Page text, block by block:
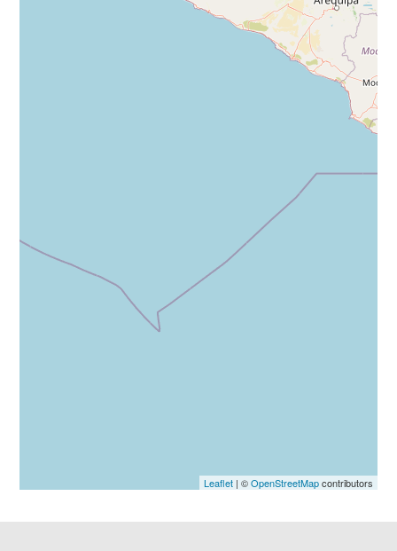
Leaflet| ©OpenStreetMapcontributors